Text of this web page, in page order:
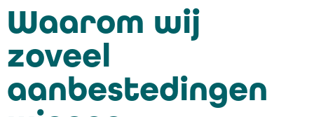
Waarom wij
zoveel
aanbestedingen